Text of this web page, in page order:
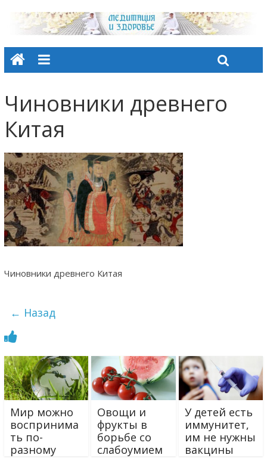
Чиновники древнего
Китая
Чиновники древнего Китая
← Назад
Мир можно
воспринима
ть по-
разному
Овощи и
фрукты в
борьбе со
слабоумием
У детей есть
иммунитет,
им не нужны
вакцины